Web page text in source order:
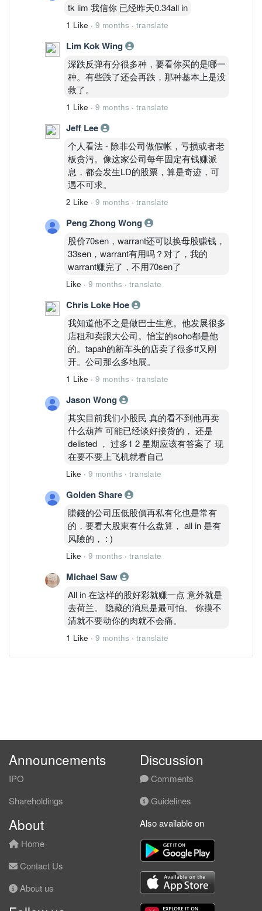
tk lim 我信你 已经昨天0.34all in
1 Like · 9 months · translate
Lim Kok Wing
深跌反弹有分很多种，要看你买的是哪一
种。有些跌了还会再跌，那种基本上是没
救了。
1 Like · 9 months · translate
Jeff Lee
个人看法 - 除非公司做假帐，亏损或者老
板贪污。像这家公司每年固定有钱赚派
息，都会发生LD的股票，算是奇迹，可
遇不可求。
2 Like · 9 months · translate
Peng Zhong Wong
股价70sen，warrant还可以换母股赚钱，
33sen，warrant有用吗？对了，我的
warrant赚完了，不用70sen了
Like · 9 months · translate
Chris Loke Hoe
我知道他不之是做巴士生意。他发展很多
店租和卖跟大公司。怡宝的soho都是他
的。tapah的新车头的店卖了很多tf又刚
开。公司那么多地展。
1 Like · 9 months · translate
Jason Wong
其实目前我们小股民 真的看不到他再卖
什么葫芦 可能已经谈好接货的， 还是
delisted ， 过多1 2 星期应该有答案了 现
在要不要上飞机就看自己
Like · 9 months · translate
Golden Share
賺錢的公司压低股價再私有化也是常有
的，要看大股東有什么盘算， all in 是有
风險的， : )
Like · 9 months · translate
Michael Saw
All in 在这样的股好彩就赚一点 意外就是
去荷兰。 隐藏的消息是最可怕。 你摸不
清就不要动你的肉就不会痛。
1 Like · 9 months · translate
Announcements
IPO
Shareholdings
Discussion
Comments
Guidelines
About
Home
Contact Us
About us
Also available on